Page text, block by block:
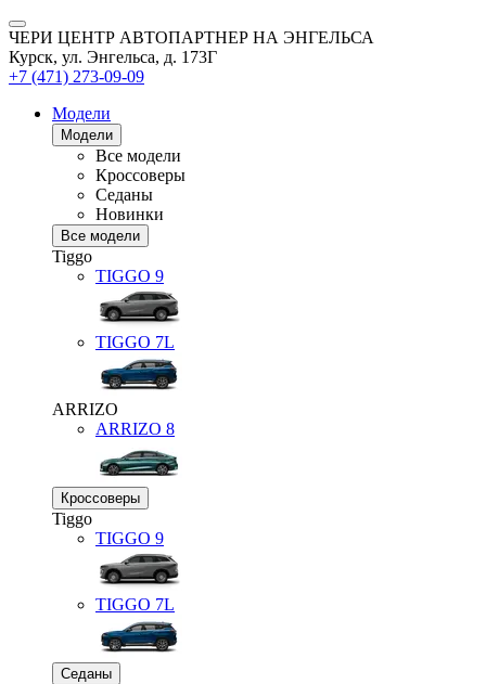
ЧЕРИ ЦЕНТР АВТОПАРТНЕР НА ЭНГЕЛЬСА
Курск, ул. Энгельса, д. 173Г
+7 (471) 273-09-09
Модели
Модели
Все модели
Кроссоверы
Седаны
Новинки
Все модели
Tiggo
TIGGO 9
TIGGO 7L
ARRIZO
ARRIZO 8
Кроссоверы
Tiggo
TIGGO 9
TIGGO 7L
Седаны